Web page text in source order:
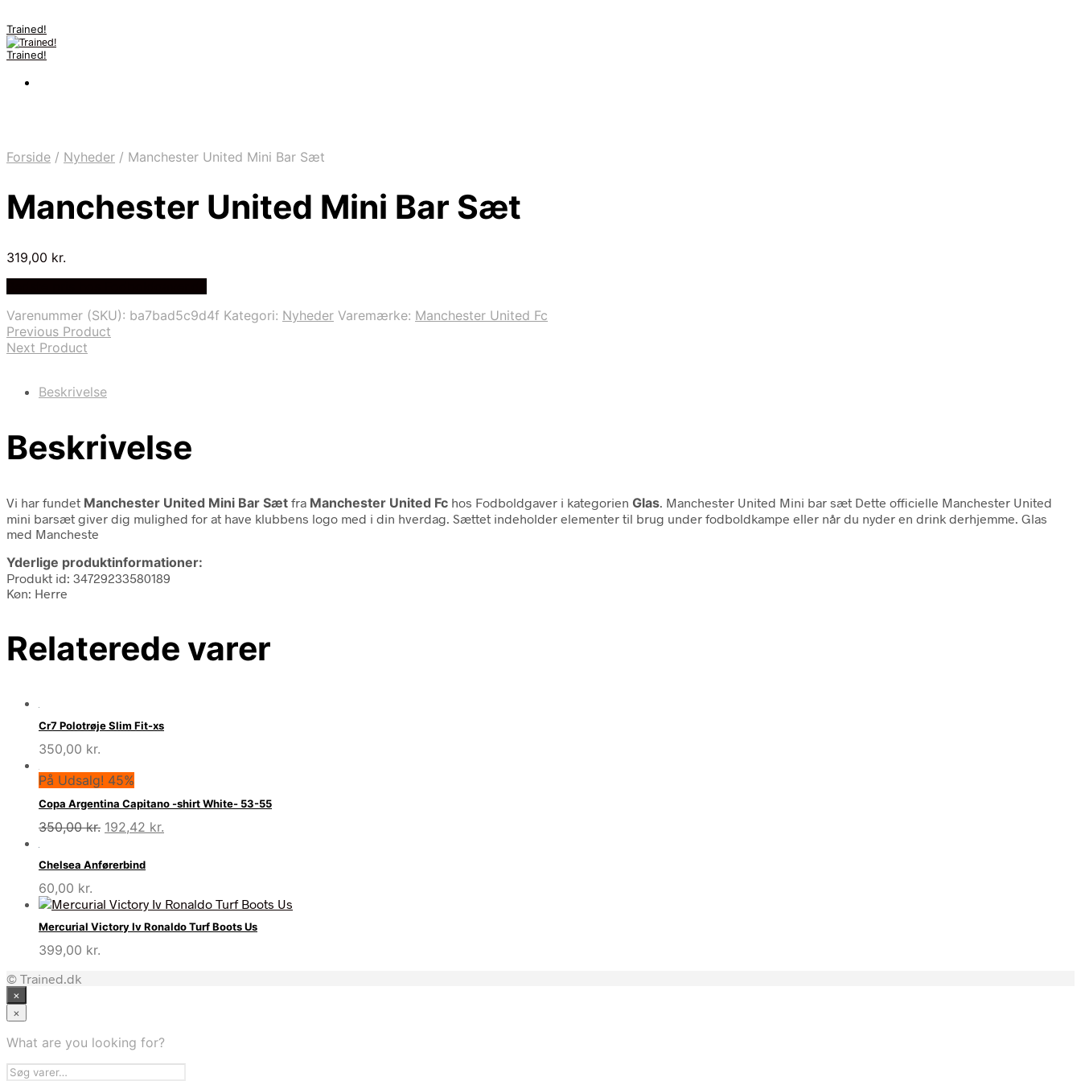
Trained!
Trained!
Forside / Nyheder / Manchester United Mini Bar Sæt
Manchester United Mini Bar Sæt
319,00 kr.
Varenummer (SKU): ba7bad5c9d4f Kategori: Nyheder Varemærke: Manchester United Fc
Previous Product
Next Product
Beskrivelse
Beskrivelse
Vi har fundet Manchester United Mini Bar Sæt fra Manchester United Fc hos Fodboldgaver i kategorien Glas . Manchester United Mini bar sæt Dette officielle Manchester United
mini barsæt giver dig mulighed for at have klubbens logo med i din hverdag. Sættet indeholder elementer til brug under fodboldkampe eller når du nyder en drink derhjemme. Glas
med Mancheste
Yderlige produktinformationer:
Produkt id: 34729233580189
Køn: Herre
Relaterede varer
Cr7 Polotrøje Slim Fit-xs
350,00 kr.
På Udsalg! 45%
Copa Argentina Capitano -shirt White- 53-55
350,00kr. Den
pris
var:
192,42 kr.
Chelsea Anførerbind
60,00 kr.
Mercurial Victory Iv Ronaldo Turf Boots Us
399,00 kr.
© Trained.dk
×
×
What are you looking for?